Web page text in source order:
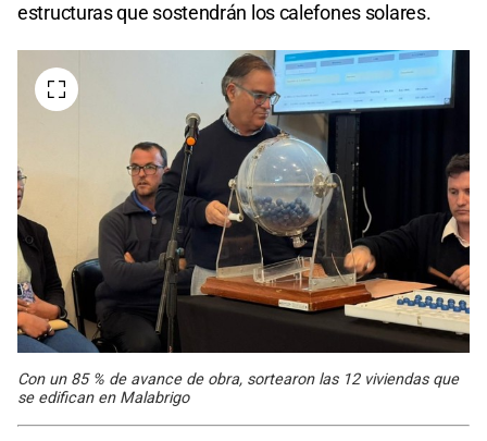
estructuras que sostendrán los calefones solares.
Con un 85 % de avance de obra, sortearon las 12 viviendas que
se edifican en Malabrigo